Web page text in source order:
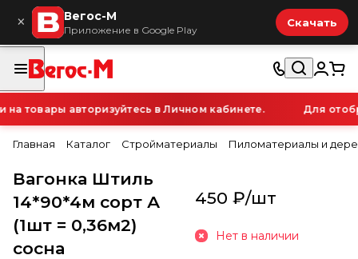
× Вегос-М
Приложение в Google Play
Скачать
товары авторизуйтесь в Личном кабинете. Для
Главная Каталог Стройматериалы Пиломатериалы и
Вагонка Штиль
14*90*4м сорт А
(1шт = 0,36м2)
сосна
450 ₽/шт
Нет в наличии